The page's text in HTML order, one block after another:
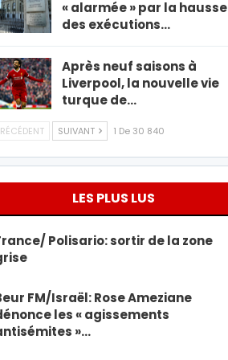
« alarmée » par la hausse
des exécutions…
Après neuf saisons à
Liverpool, la nouvelle vie
turque de…
SUIVANT 1 De 30 840
LES PLUS LUS
Polisario: sortir de la zone
FM/Israël: Rose Ameziane
les « agissements
»…